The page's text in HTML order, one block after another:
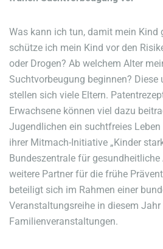
Was kann ich tun, damit mein Kind
schütze ich mein Kind vor den
oder Drogen? Ab welchem Alter
Suchtvorbeugung beginnen? Diese
stellen sich viele Eltern.
Erwachsene können viel dazu
Jugendlichen ein suchtfreies
ihrer Mitmach-Initiative „Kinder
Bundeszentrale für
weitere Partner für die frühe
beteiligt sich im Rahmen einer
Veranstaltungsreihe in diesem Jahr
Familienveranstaltungen.